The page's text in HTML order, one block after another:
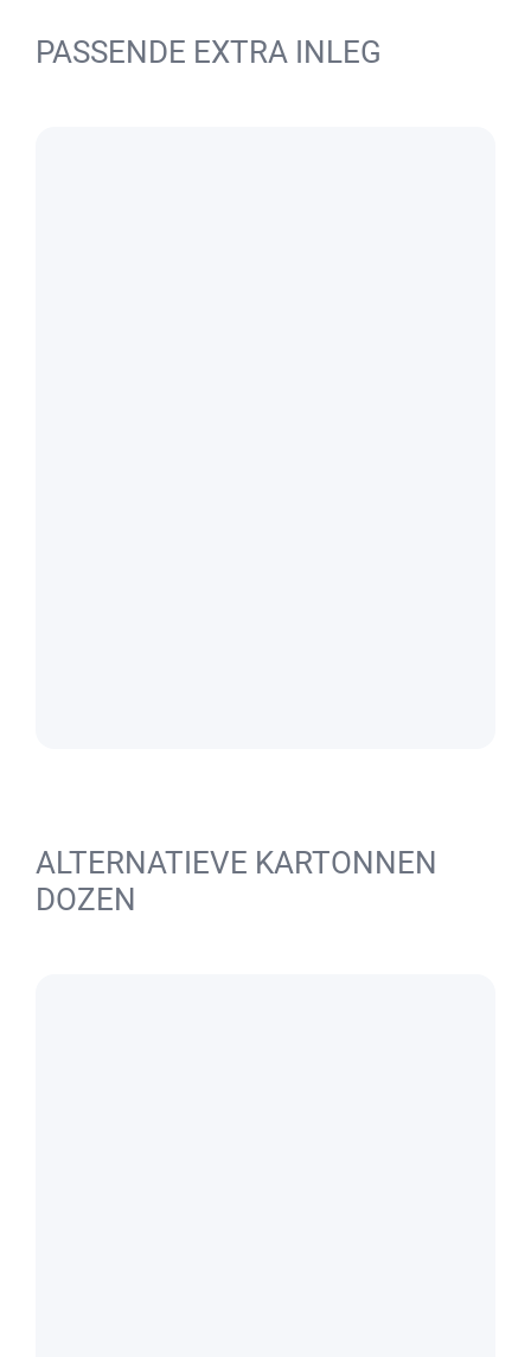
PASSENDE EXTRA INLEG
ALTERNATIEVE KARTONNEN
DOZEN